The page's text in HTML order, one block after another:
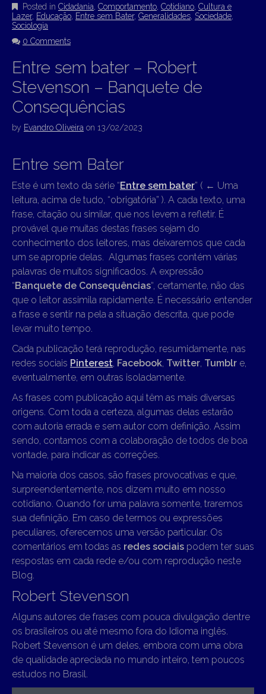
Posted in Cidadania Comportamento Cotidiano Cultura e
Lazer, Educação Entre sem Bater, Generalidades Sociedade
Sociologia
0 Comments
Entre sem bater – Robert
Stevenson – Banquete de
Consequências
by Evandro Oliveira on 13/02/2023
Entre sem Bater
Este é um texto da série “Entre sem bater” ( ← Uma
leitura, acima de tudo, “obrigatória” ). A cada texto, uma
frase, citação ou similar, que nos levem a refletir. É
provável que muitas destas frases sejam do
conhecimento dos leitores, mas deixaremos que cada
um se aproprie delas. Algumas frases contém várias
palavras de muitos significados. A expressão
“Banquete de Consequências“, certamente, não das
que o leitor assimila rapidamente. É necessário entender
a frase e sentir na pela a situação descrita, que pode
levar muito tempo.
Cada publicação terá reprodução, resumidamente, nas
redes sociais Pinterest, Facebook, Twitter, Tumblr e,
eventualmente, em outras isoladamente.
As frases com publicação aqui têm as mais diversas
origens. Com toda a certeza, algumas delas estarão
com autoria errada e sem autor com definição. Assim
sendo, contamos com a colaboração de todos de boa
vontade, para indicar as correções.
Na maioria dos casos, são frases provocativas e que,
surpreendentemente, nos dizem muito em nosso
cotidiano. Quando for uma palavra somente, traremos
sua definição. Em caso de termos ou expressões
peculiares, oferecemos uma versão particular. Os
comentários em todas as redes sociais podem ter suas
respostas em cada rede e/ou com reprodução neste
Blog.
Robert Stevenson
Alguns autores de frases com pouca divulgação dentre
os brasileiros ou até mesmo fora do Idioma inglês.
Robert Stevenson é um deles, embora com uma obra
de qualidade apreciada no mundo inteiro, tem poucos
estudos no Brasil.